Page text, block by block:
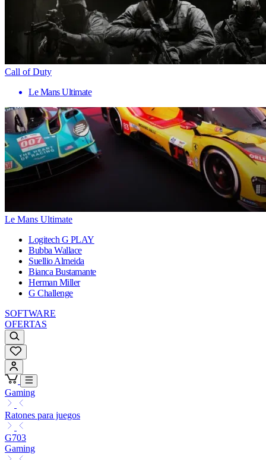
Call of Duty
Le Mans Ultimate
Le Mans Ultimate
Logitech G PLAY
Bubba Wallace
Suellio Almeida
Bianca Bustamante
Herman Miller
G Challenge
SOFTWARE
OFERTAS
Gaming
Ratones para juegos
G703
Gaming